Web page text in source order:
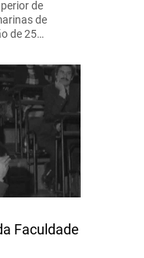
de
de
de 25…
Faculdade